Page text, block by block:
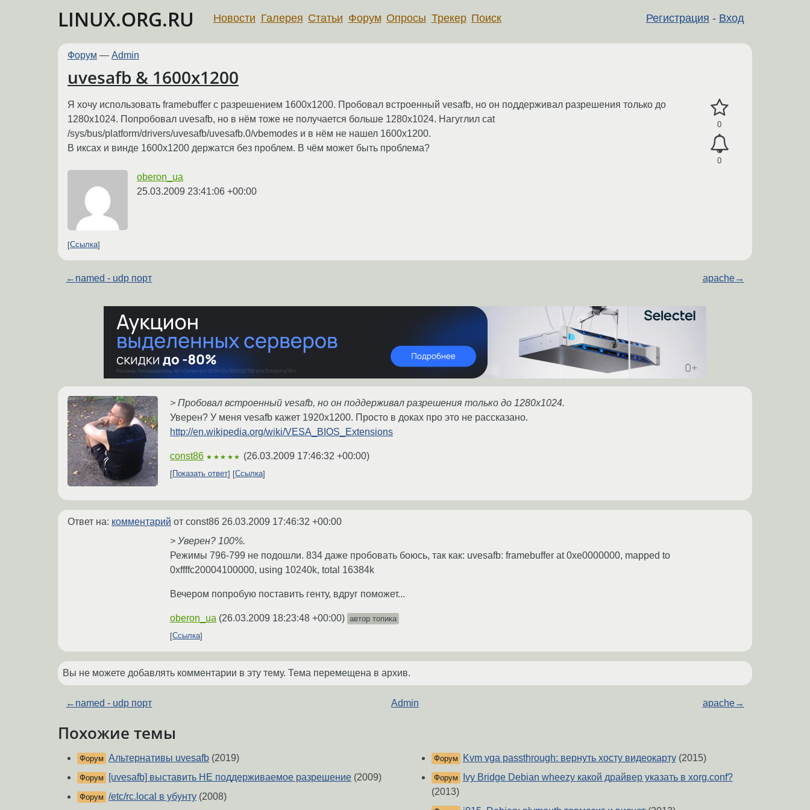
LINUX.ORG.RU Регистрация - Вход
Новости Галерея Статьи Форум Опросы Трекер Поиск
Форум — Admin
uvesafb & 1600x1200
0
0
Я хочу использовать framebuffer с разрешением 1600х1200. Пробовал встроенный vesafb, но он поддерживал разрешения только до
1280х1024. Попробовал uvesafb, но в нём тоже не получается больше 1280х1024. Нагуглил cat
/sys/bus/platform/drivers/uvesafb/uvesafb.0/vbemodes и в нём не нашел 1600х1200.
В иксах и винде 1600х1200 держатся без проблем. В чём может быть проблема?
oberon_ua
25.03.2009 23:41:06 +00:00
Ссылка
← named - udp порт apache→
> Пробовал встроенный vesafb, но он поддерживал разрешения только до 1280х1024.
Уверен? У меня vesafb кажет 1920x1200. Просто в доках про это не рассказано.
http://en.wikipedia.org/wiki/VESA_BIOS_Extensions
const86 ★★★★★ (26.03.2009 17:46:32 +00:00)
Показать ответ Ссылка
Ответ на: комментарий от const86 26.03.2009 17:46:32 +00:00
> Уверен? 100%.
Режимы 796-799 не подошли. 834 даже пробовать боюсь, так как: uvesafb: framebuffer at 0xe0000000, mapped to
0xffffc20004100000, using 10240k, total 16384k
Вечером попробую поставить генту, вдруг поможет...
oberon_ua (26.03.2009 18:23:48 +00:00) автор топика
Ссылка
Вы не можете добавлять комментарии в эту тему. Тема перемещена в архив.
← named - udp порт Admin apache→
Похожие темы
Форум Альтернативы uvesafb (2019)
Форум [uvesafb] выставить НЕ поддерживаемое разрешение (2009)
Форум /etc/rc.local в убунту (2008)
Форум Kvm vga passthrough: вернуть хосту видеокарту(2015)
Форум
Ivy Bridge Debian wheezy какой драйвер указать в xorg.conf?
(2013)